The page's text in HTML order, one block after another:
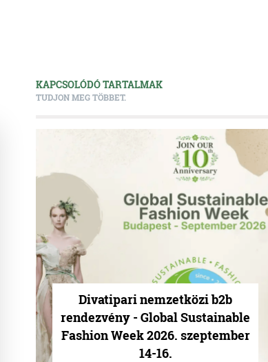
KAPCSOLÓDÓ TARTALMAK
TUDJON MEG TÖBBET.
Divatipari nemzetközi b2b
rendezvény - Global Sustainable
Fashion Week 2026. szeptember
14-16.